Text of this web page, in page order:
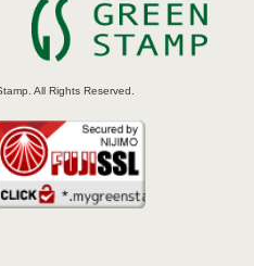
All Rights Reserved.